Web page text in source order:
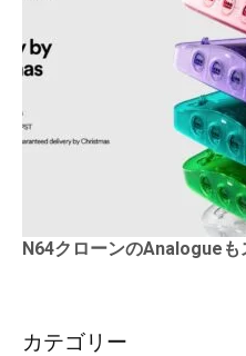
N64クローンのAnalogue
カテゴリー